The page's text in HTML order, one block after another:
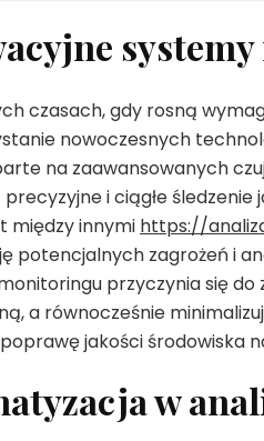
czasach, gdy rosną
nowoczesnych
na zaawansowanych
precyzyjne i ciągłe
między innymi https://
potencjalnych zagrożeń i
przyczynia się
a równocześnie
jakości środowiska
w